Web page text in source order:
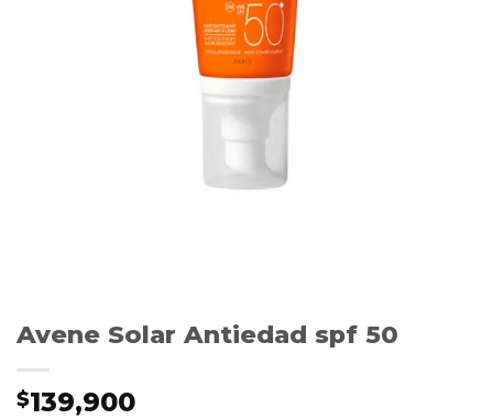
Avene Solar Antiedad spf 50
$139,900